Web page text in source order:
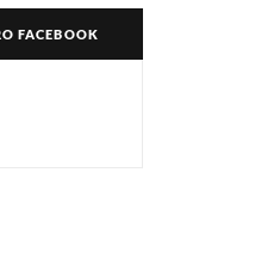
t
FACEBOOK